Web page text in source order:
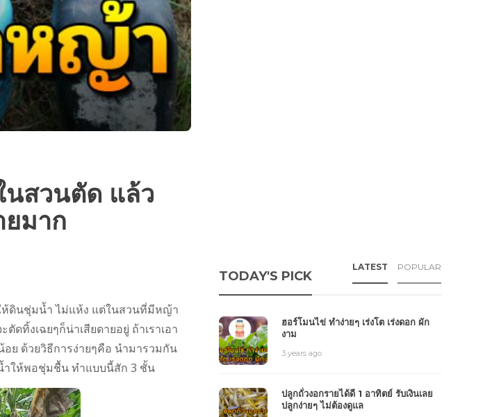
นสวนตัด แล้ว
มาก
ดินชุ่มน้ำ ไม่แห้ง​ แต่ในสวนที่มีหญ้า
ทิ้งเฉยๆก็น่าเสียดายอยู่ ถ้าเราเอา
ย ด้วยวิธีการง่ายๆคือ นำมารวมกัน
ำให้พอชุ่มชื้น ทำแบบนี้สัก​ ​3 ชั้น​
TODAY'S PICK
LATEST POPULAR
ฮอร์โมนไข่ ทำง่ายๆ เร่งโต เร่งดอก ผัก
งาม
3 years ago
ปลูกถั่วงอกรายได้ดี 1 อาทิตย์ รับเงินเลย
ปลูกง่ายๆ ไม่ต้องดูแล